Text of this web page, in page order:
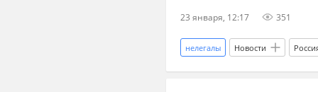
23 января, 12:17 351
нелегалы Новости
Владимир Зеленский ЕС